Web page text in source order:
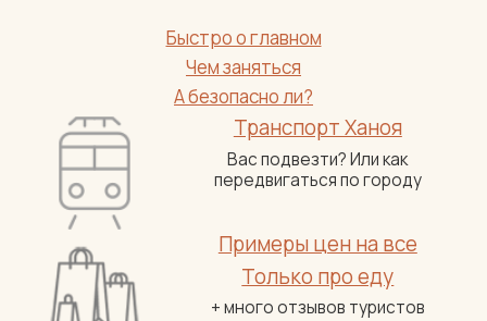
Быстро о главном
Чем заняться
А безопасно ли?
Транспорт Ханоя
Вас подвезти? Или как
передвигаться по городу
Примеры цен на все
Только про еду
+ много отзывов туристов